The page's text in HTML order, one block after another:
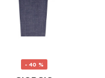
- 40 %